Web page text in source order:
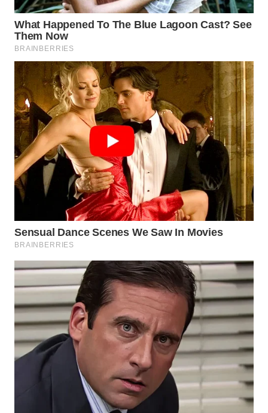
WN
KUNINGAN
WN
MAJALENGKA
WN
SUBANG
WN
SUKABUMI
WN
PURWAKARTA
WN
PRIANGAN
WN
WN
SOLO